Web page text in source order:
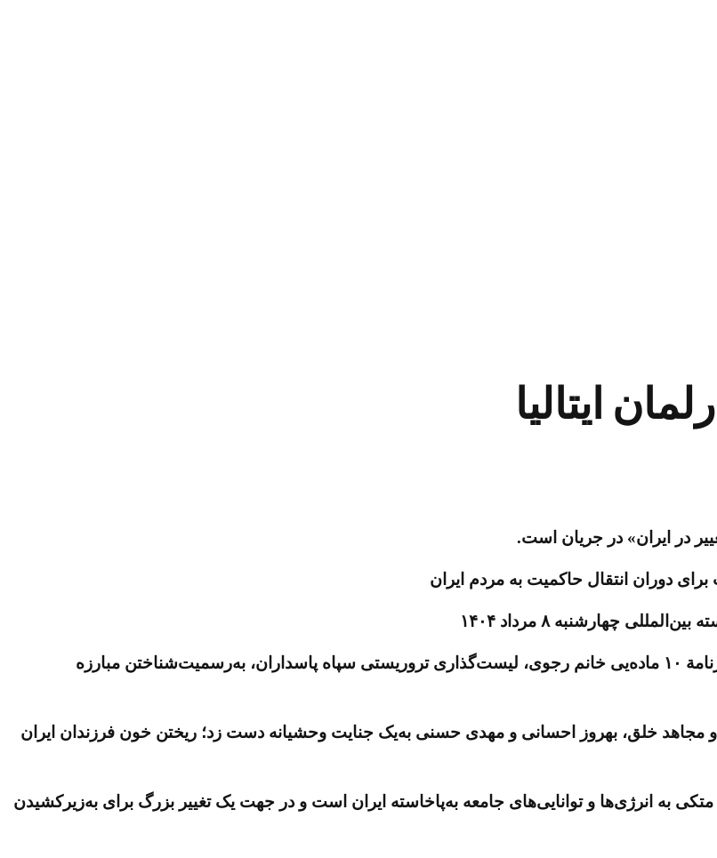
ایتالیا
در ایران» در جریان است.
دوران انتقال حاکمیت به مردم ایران
چهارشنبه ۸ مرداد ۱۴۰۴
اعلام پیوستن اکثریت سنای ایتالیا به بیانیه ایران آزاد ۲۰۲۵ حمایت از برنامة ۱۰ ماده‌یی خانم رجوی، لیست‌گذاری تروریستی سپاه پاسداران، به‌رسمیت‌شناختن مبارزه
پیش استبداد دینی با اعدام دو مجاهد خلق، بهروز احسانی و مهدی حسنی به‌یک جنایت وحشیانه دست زد؛ ریختن خون فرزندان ایران
به انرژی‌ها و توانایی‌های جامعه به‌پاخاسته ایران است و در جهت یک تغییر بزرگ برای به‌زیر‌کشیدن